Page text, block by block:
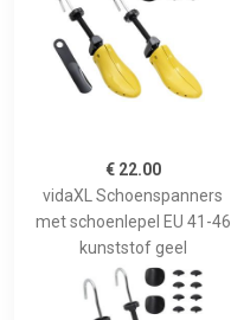
€ 22.00
vidaXL Schoenspanners
met schoenlepel EU 41-46
kunststof geel